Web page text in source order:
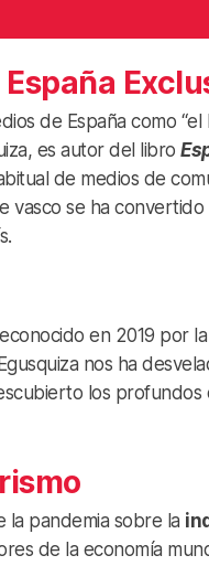
España
de España como
es autor del libro
de medios de
vasco se ha
en 2019 por
nos ha
los
la pandemia sobre la
de la economía